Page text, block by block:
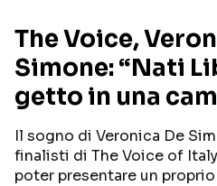
RECENSIONI MUSICALI
INTERVISTE
GOSSIP E CURIOSITÀ
The Voice,
Simone: “Nati
getto in una
Il sogno di Veronica De
finalisti di The Voice of
poter presentare un